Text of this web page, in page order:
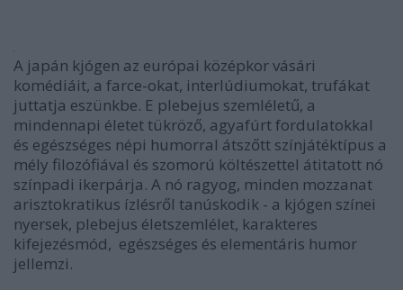
A japán kjógen az európai középkor vásári
komédiáit, a farce-okat, interlúdiumokat, trufákat
juttatja eszünkbe. E plebejus szemléletű, a
mindennapi életet tükröző, agyafúrt fordulatokkal
és egészséges népi humorral átszőtt színjátéktípus a
mély filozófiával és szomorú költészettel átitatott nó
színpadi ikerpárja. A nó ragyog, minden mozzanat
arisztokratikus ízlésről tanúskodik - a kjógen színei
nyersek, plebejus életszemlélet, karakteres
kifejezésmód, egészséges és elementáris humor
jellemzi.